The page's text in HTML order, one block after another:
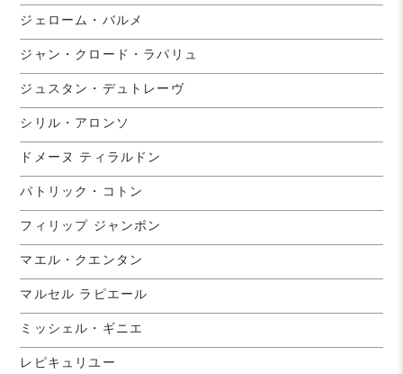
ジェローム・バルメ
ジャン・クロード・ラパリュ
ジュスタン・デュトレーヴ
シリル・アロンソ
ドメーヌ ティラルドン
パトリック・コトン
フィリップ ジャンボン
マエル・クエンタン
マルセル ラピエール
ミッシェル・ギニエ
レピキュリユー